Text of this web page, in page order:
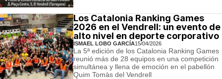
Los Catalonia Ranking Games
2026 en el Vendrell: un evento de
alto nivel en deporte corporativo
ISMAEL LOBO GARCÍA15/04/2026
La 5ª edición de los Catalonia Ranking Games
reunió más de 28 equipos en una competición
simultánea y llena de emoción en el pabellón
Quim Tomàs del Vendrell